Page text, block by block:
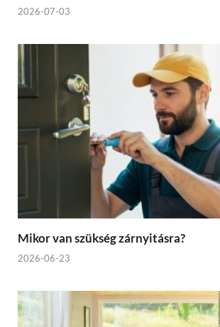
2026-07-03
Mikor van szükség zárnyitásra?
2026-06-23